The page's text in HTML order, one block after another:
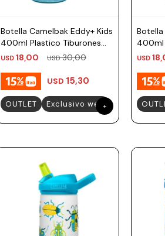
Botella Camelbak Eddy+ Kids
400ml Plastico Tiburones
Mantas
USD 18,00 USD 30,00
USD 15,30
OUTLET Exclusivo web
Botella
400ml
USD